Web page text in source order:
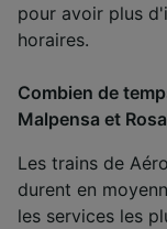
pour avoir plus
horaires.
Combien de
Malpensa et
Les trains de
durent en
les services les